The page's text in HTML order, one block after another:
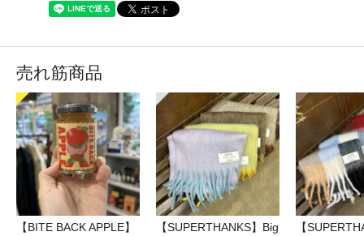
売れ筋商品
【BITE BACK APPLE】
【SUPERTHANKS】Big
【